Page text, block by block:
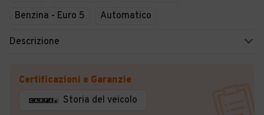
Benzina - Euro 5
Automatico
Descrizione
Certificazioni e Garanzie
Storia del veicolo